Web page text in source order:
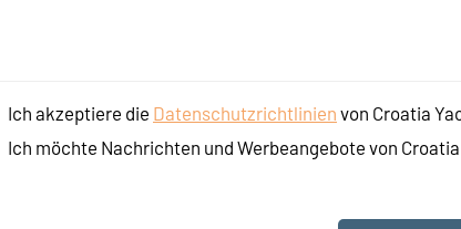
Ich akzeptiere die Datenschutzrichtlinien von Croatia
Ich möchte Nachrichten und Werbeangebote von